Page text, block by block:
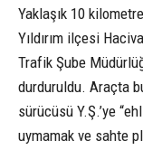
Yaklaşık 10
Yıldırım ilçesi
Trafik Şube
durduruldu. Araçta
sürücüsü Y.Ş.’ye
uymamak ve sahte